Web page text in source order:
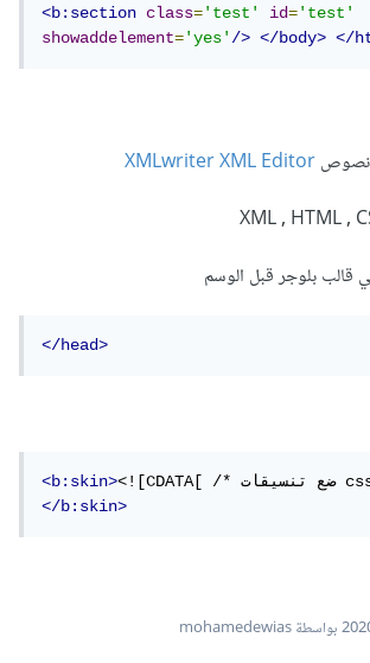
<b:section
class='test' id='test'
showaddelement='yes'/> </body> </
نصوصXMLwriter XML Editor
قالب بلوجر قبل الوسم
</head>
<b:skin>
</b:skin>
بواسطة mohamedewias